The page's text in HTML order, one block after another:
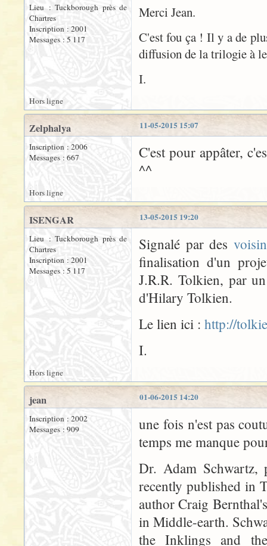
Lieu : Tuckborough près de
Chartres
Inscription : 2001
Messages : 5 117
Merci Jean.
C'est fou ça ! Il y a de
diffusion de la trilogie à
I.
Hors ligne
11-05-2015 15:07
Zelphalya
Inscription : 2006
Messages : 667
C'est pour appâter,
^^
Hors ligne
13-05-2015 19:20
ISENGAR
Lieu : Tuckborough près de
Chartres
Inscription : 2001
Messages : 5 117
Signalé par des
finalisation d'un
J.R.R. Tolkien, par
d'Hilary Tolkien.
Le lien ici : http://
I.
Hors ligne
01-06-2015 14:20
jean
Inscription : 2002
Messages : 909
une fois n'est pas
temps me manque
Dr. Adam Schwartz,
recently published in
author Craig
in Middle-earth.
the Inklings and